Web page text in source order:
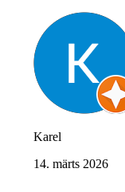
Karel
14. märts 2026